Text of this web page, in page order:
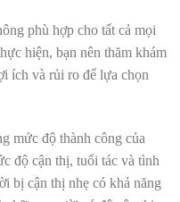
phù hợp cho tất cả mọi
hiện, bạn nên thăm khám
ích và rủi ro để lựa chọn
mức độ thành công của
độ cận thị, tuổi tác và tình
bị cận thị nhẹ có khả năng